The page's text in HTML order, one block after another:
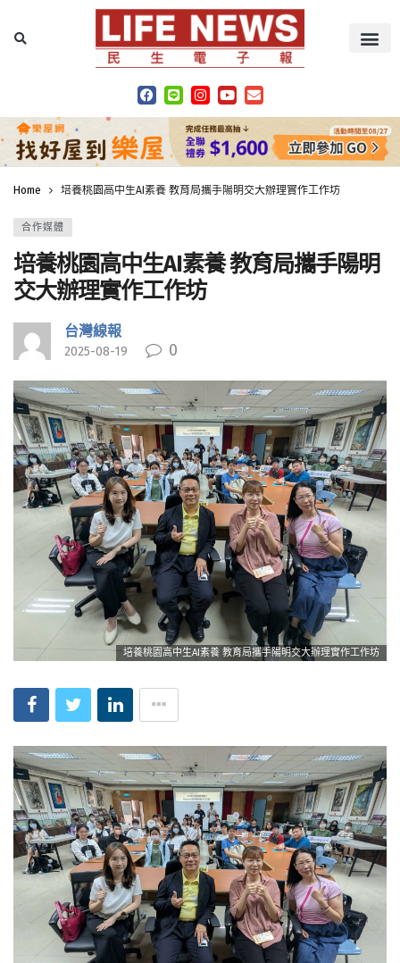
Home 培養桃園高中生AI素養 教育局攜手陽明交大辦理實作工作坊
合作媒體
培養桃園高中生AI素養 教育局攜手陽明
交大辦理實作工作坊
台灣線報
2025-08-19 0
培養桃園高中生AI素養 教育局攜手陽明交大辦理實作工作坊